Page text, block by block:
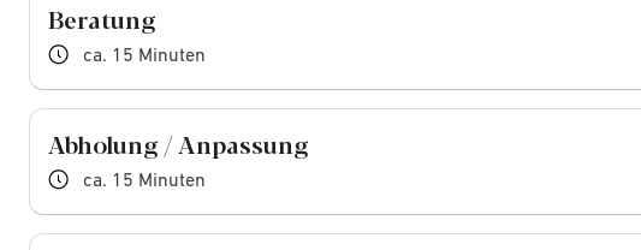
Beratung
ca. 15 Minuten
Abholung / Anpassung
ca. 15 Minuten